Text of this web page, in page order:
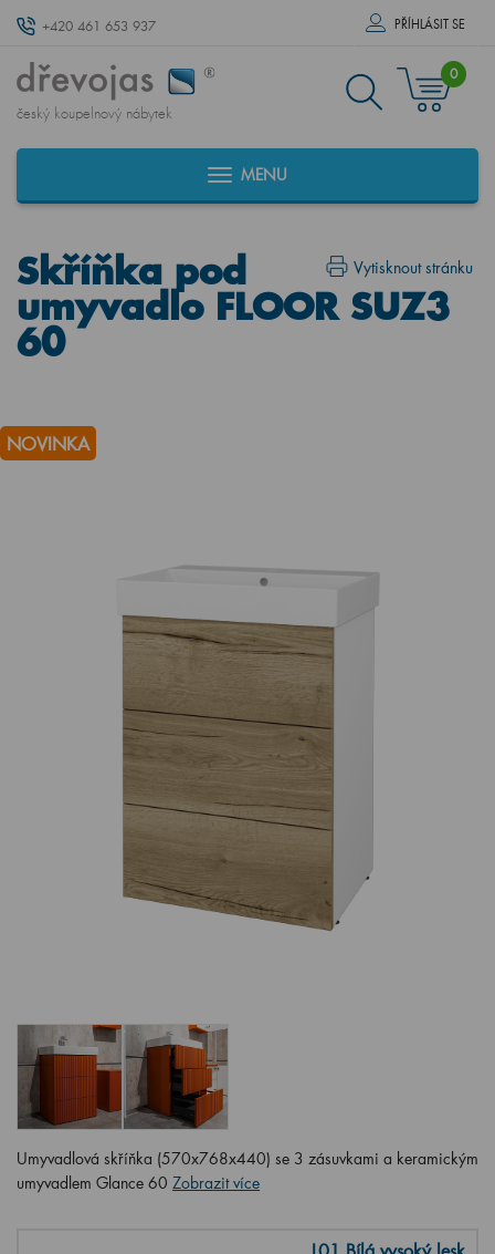
+420 461 653 937 PŘÍHLÁSIT SE
český koupelnový nábytek
0
MENU
Vytisknout stránku
Skříňka pod
umyvadlo FLOOR SUZ3
60
NOVINKA
Umyvadlová skříňka (570x768x440) se 3 zásuvkami a keramickým
umyvadlem Glance 60 Zobrazit více